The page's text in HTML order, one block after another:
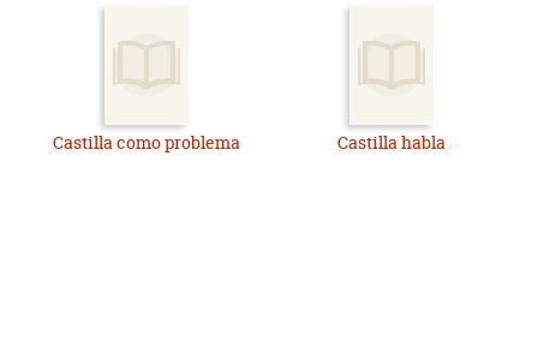
Castilla como problema Castilla habla